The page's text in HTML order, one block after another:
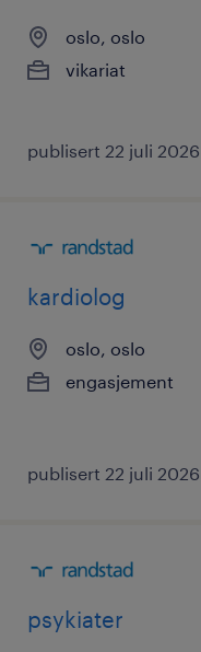
oslo, oslo
vikariat
publisert 22 juli 2026
kardiolog
oslo, oslo
engasjement
publisert 22 juli 2026
psykiater